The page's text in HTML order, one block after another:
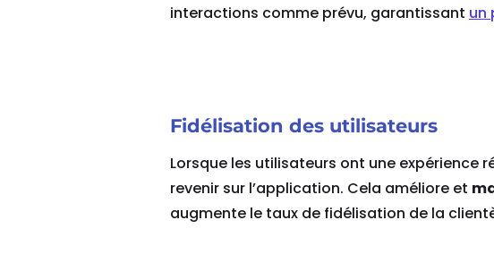
interactions comme prévu, garantissant un
Fidélisation des utilisateurs
Lorsque les utilisateurs ont une expérience
revenir sur l’application. Cela améliore et
augmente le taux de fidélisation de la